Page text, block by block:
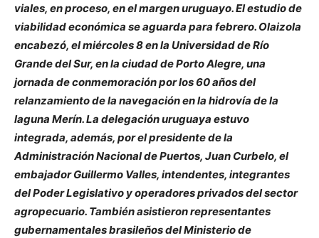
viales, en proceso, en el margen uruguayo. El estudio de
viabilidad económica se aguarda para febrero. Olaizola
encabezó, el miércoles 8 en la Universidad de Río
Grande del Sur, en la ciudad de Porto Alegre, una
jornada de conmemoración por los 60 años del
relanzamiento de la navegación en la hidrovía de la
laguna Merín. La delegación uruguaya estuvo
integrada, además, por el presidente de la
Administración Nacional de Puertos, Juan Curbelo, el
embajador Guillermo Valles, intendentes, integrantes
del Poder Legislativo y operadores privados del sector
agropecuario. También asistieron representantes
gubernamentales brasileños del Ministerio de